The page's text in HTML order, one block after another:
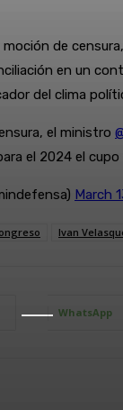
de
en un
del clima
el ministro
el 2024 el
March
Ivan
WhatsApp